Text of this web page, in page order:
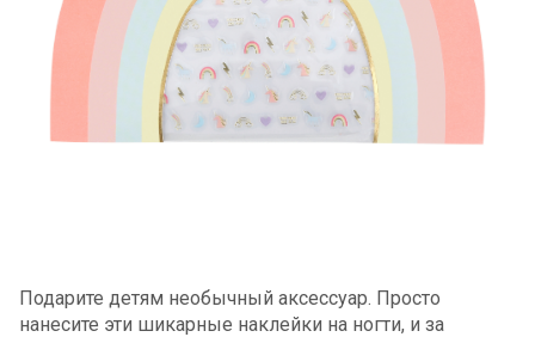
Подарите детям необычный аксессуар. Просто
нанесите эти шикарные наклейки на ногти, и за